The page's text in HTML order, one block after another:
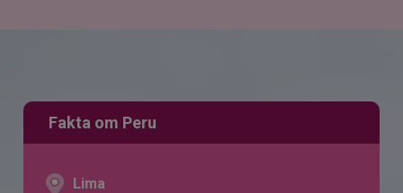
Fakta om Peru
Lima